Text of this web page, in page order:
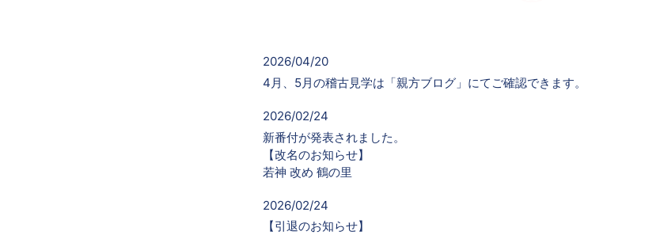
2026/04/20
4月、5月の稽古見学は「親方ブログ」にてご確認できます。
2026/02/24
新番付が発表されました。
【改名のお知らせ】
若神 改め 鶴の里
2026/02/24
【引退のお知らせ】